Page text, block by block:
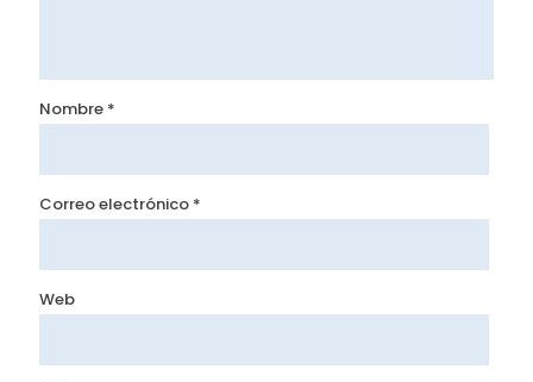
Nombre *
Correo electrónico *
Web